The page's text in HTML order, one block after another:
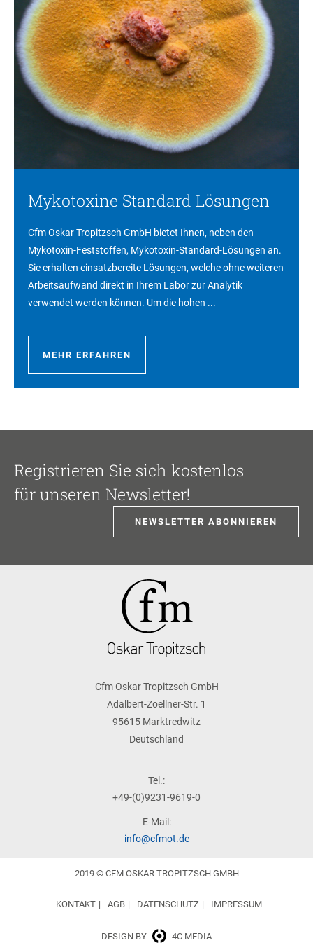
Mykotoxine Standard Lösungen
Cfm Oskar Tropitzsch GmbH bietet Ihnen, neben den
Mykotoxin-Feststoffen, Mykotoxin-Standard-Lösungen an.
Sie erhalten einsatzbereite Lösungen, welche ohne weiteren
Arbeitsaufwand direkt in Ihrem Labor zur Analytik
verwendet werden können. Um die hohen ...
MEHR ERFAHREN
Registrieren Sie sich kostenlos
für unseren Newsletter!
NEWSLETTER ABONNIEREN
Cfm Oskar Tropitzsch GmbH
Adalbert-Zoellner-Str. 1
95615 Marktredwitz
Deutschland
Tel.:
+49-(0)9231-9619-0
E-Mail:
info@cfmot.de
2019 © CFM OSKAR TROPITZSCH GMBH
DESIGN BY 4C MEDIA
KONTAKT AGB DATENSCHUTZ IMPRESSUM